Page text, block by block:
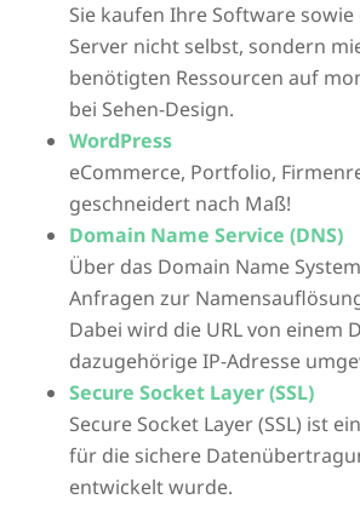
Sie kaufen Ihre Software
Server nicht selbst, sondern
benötigten Ressourcen auf
bei Sehen-Design.
WordPress
eCommerce, Portfolio,
geschneidert nach Maß!
Domain Name Service (DNS)
Über das Domain Name
Anfragen zur
Dabei wird die URL von einem
dazugehörige IP-Adresse
Secure Socket Layer (SSL)
Secure Socket Layer (SSL) ist
für die sichere
entwickelt wurde.